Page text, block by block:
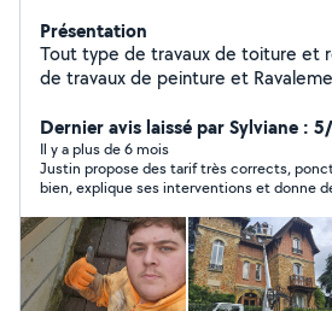
Présentation
Tout type de travaux de toiture et
de travaux de peinture et Ravalement
Dernier avis laissé par Sylviane :
Il y a plus de 6 mois
Justin propose des tarif très corrects,
bien, explique ses interventions et donne